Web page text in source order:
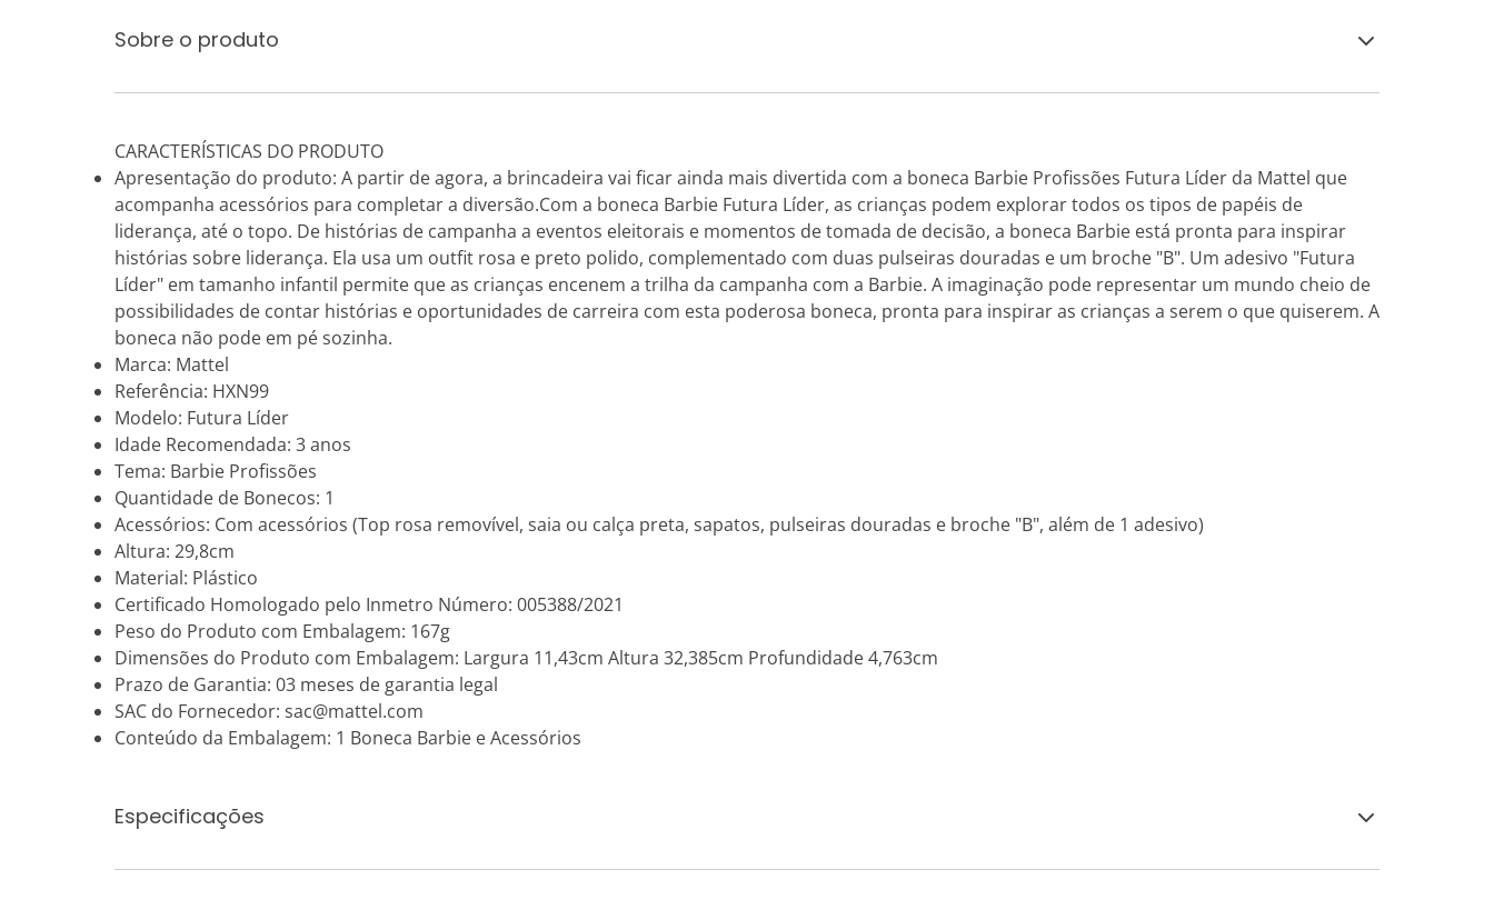
Sobre o produto
CARACTERÍSTICAS DO PRODUTO
Apresentação do produto: A partir de agora, a brincadeira vai ficar ainda mais divertida com a boneca Barbie Profissões Futura Líder da Mattel que
acompanha acessórios para completar a diversão.Com a boneca Barbie Futura Líder, as crianças podem explorar todos os tipos de papéis de
liderança, até o topo. De histórias de campanha a eventos eleitorais e momentos de tomada de decisão, a boneca Barbie está pronta para inspirar
histórias sobre liderança. Ela usa um outfit rosa e preto polido, complementado com duas pulseiras douradas e um broche "B". Um adesivo "Futura
Líder" em tamanho infantil permite que as crianças encenem a trilha da campanha com a Barbie. A imaginação pode representar um mundo cheio de
possibilidades de contar histórias e oportunidades de carreira com esta poderosa boneca, pronta para inspirar as crianças a serem o que quiserem. A
boneca não pode em pé sozinha.
Marca: Mattel
Referência: HXN99
Modelo: Futura Líder
Idade Recomendada: 3 anos
Tema: Barbie Profissões
Quantidade de Bonecos: 1
Acessórios: Com acessórios (Top rosa removível, saia ou calça preta, sapatos, pulseiras douradas e broche "B", além de 1 adesivo)
Altura: 29,8cm
Material: Plástico
Certificado Homologado pelo Inmetro Número: 005388/2021
Peso do Produto com Embalagem: 167g
Dimensões do Produto com Embalagem: Largura 11,43cm Altura 32,385cm Profundidade 4,763cm
Prazo de Garantia: 03 meses de garantia legal
SAC do Fornecedor: sac@mattel.com
Conteúdo da Embalagem: 1 Boneca Barbie e Acessórios
Especificações